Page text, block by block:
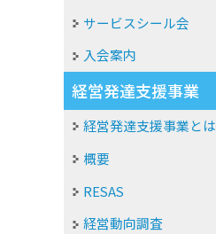
サービスシール会
入会案内
経営発達支援事業
経営発達支援事業とは
概要
RESAS
経営動向調査